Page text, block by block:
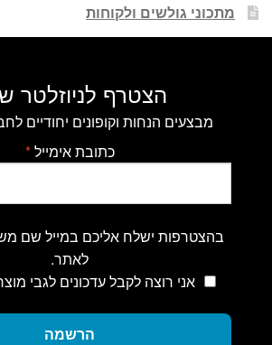
מתכוני גולשים ולקוחות
הצטרף לניוזלטר
מבצעים הנחות וקופונים יחודיים
כתובת אימייל*
בהצטרפות ישלח אליכם במייל שם
לאתר.
אני רוצה לקבל עדכונים לגבי
הרשמה